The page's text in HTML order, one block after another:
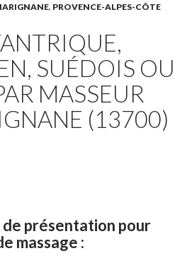
, PROVENCE-ALPES-CÔTE
SUÉDOIS OU
MASSEUR
(13700)
de présentation pour
massage :